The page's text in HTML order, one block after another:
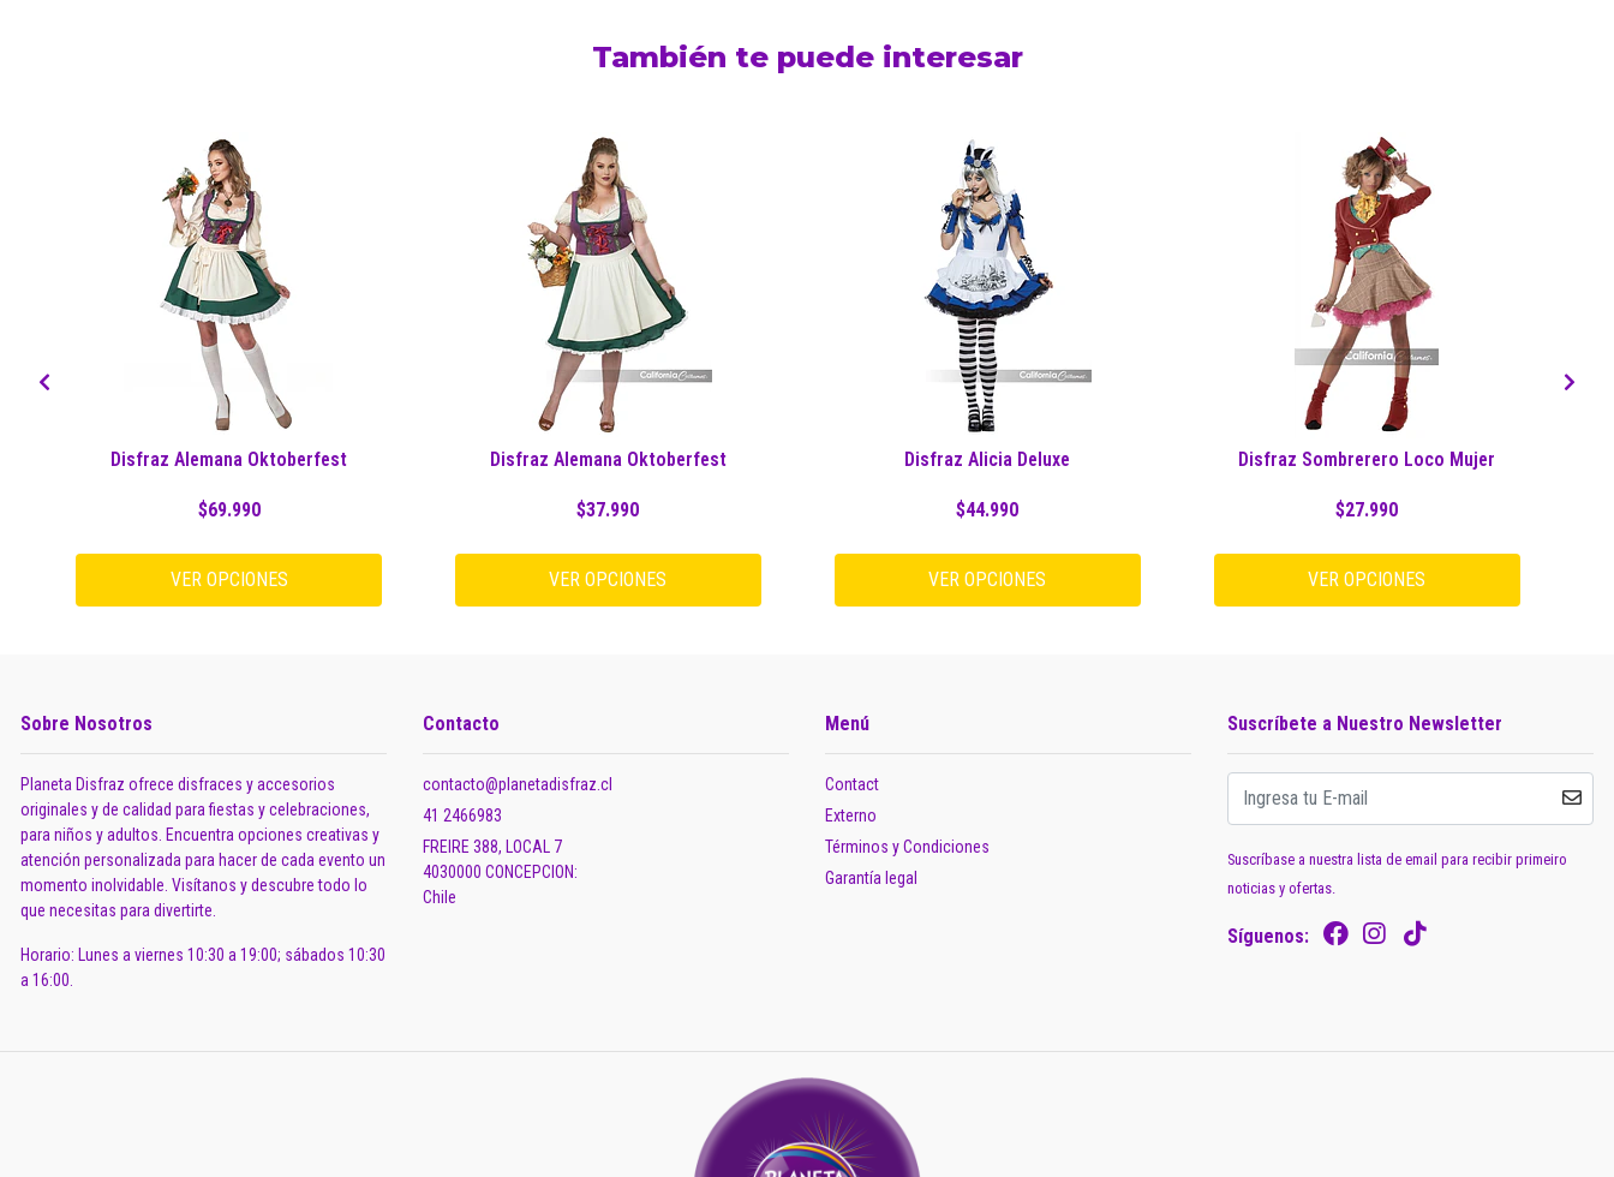
También te puede interesar
Disfraz Alemana Oktoberfest
$69.990
VER OPCIONES
Disfraz Alemana Oktoberfest
$37.990
VER OPCIONES
Disfraz Alicia Deluxe
$44.990
VER OPCIONES
Disfraz Sombrerero Loco Mujer
$27.990
VER OPCIONES
Sobre Nosotros
Planeta Disfraz ofrece disfraces y accesorios
originales y de calidad para fiestas y celebraciones,
para niños y adultos. Encuentra opciones creativas y
atención personalizada para hacer de cada evento un
momento inolvidable. Visítanos y descubre todo lo
que necesitas para divertirte.
Horario: Lunes a viernes 10:30 a 19:00; sábados 10:30
a 16:00.
Contacto
contacto@planetadisfraz.cl
41 2466983
FREIRE 388, LOCAL 7
4030000 CONCEPCION:
Chile
Menú
Contact
Externo
Términos y Condiciones
Garantía legal
Suscríbete a Nuestro Newsletter
Suscríbase a nuestra lista de email para recibir primeiro
noticias y ofertas.
Síguenos: